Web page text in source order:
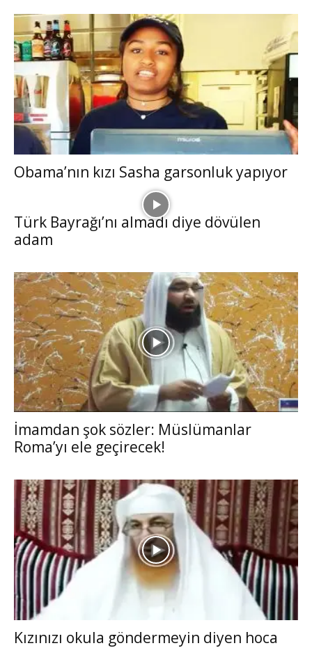
Obama’nın kızı Sasha garsonluk yapıyor
Türk Bayrağı’nı almadı diye dövülen
adam
İmamdan şok sözler: Müslümanlar
Roma’yı ele geçirecek!
Kızınızı okula göndermeyin diyen hoca